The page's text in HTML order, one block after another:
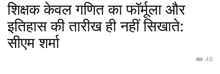
जनप्रहरी एक्सप्रेस पॉलिटिकल बढ़ रहा
भाजपा मस्त खबर समाज सीएमओ राजस्थान
शिक्षक केवल गणित का फॉर्मूला और
इतिहास की तारीख ही नहीं सिखाते:
सीएम शर्मा
48